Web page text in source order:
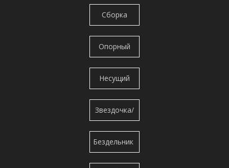
гусеницы/
цепь
гусеницы
Сборка
гусеничных
башмаков
Опорный
ролик/нижний
ролик
Несущий
ролик/
Верхний
ролик/
Звездочка/
сегмент
Бездельник